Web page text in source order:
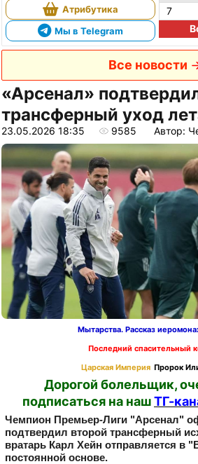
Атрибутика
Мы в Telegram
7
Все новости
«Арсенал»
трансферный уход
23.05.2026 18:35 9585 Автор:
Мытарства. Рассказ
Последний спасительный
Царская Империя Пророк
Дорогой болельщик,
подписаться на нашТГ-
Чемпион Премьер-Лиги "Арсенал"
подтвердил второй трансферный
вратарь Карл Хейн отправляется в
постоянной основе.